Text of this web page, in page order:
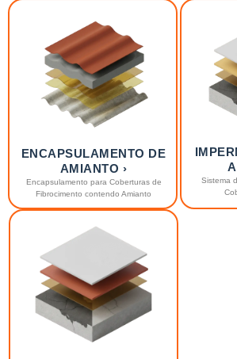
ENCAPSULAMENTO DE
AMIANTO ›
Encapsulamento para Coberturas de
Fibrocimento contendo Amianto
Sistema